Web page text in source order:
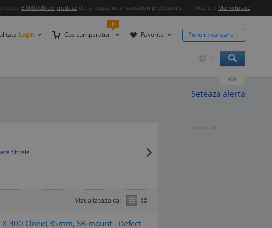
peste 6.000.000 de produse de la magazine si vanzatori profesionisti in Okazii.ro Marketplace
tau: Login Cos cumparaturi
0
Favorite Pune in vanzare
Seteaza alerta
filtrele
Vizualizeaza ca:
300 Clone) 35mm, SR-mount - Defect
Publicitate